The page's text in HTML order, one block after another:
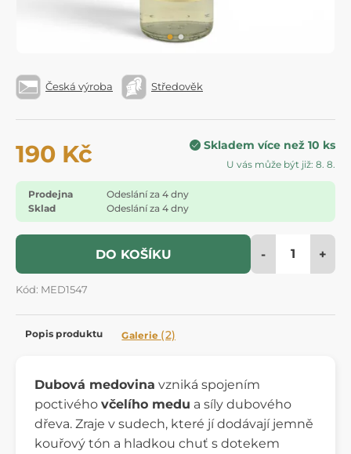
Česká výroba Středověk
190 Kč Skladem více než 10 ks
U vás může být již: 8. 8.
Prodejna
Odeslání za 4 dny
Sklad
Odeslání za 4 dny
DO KOŠÍKU - +
Kód: MED1547
Popis produktu Galerie (2)
Dubová medovina vzniká spojením
poctivého včelího medu a síly dubového
dřeva. Zraje v sudech, které jí dodávají jemně
kouřový tón a hladkou chuť s dotekem